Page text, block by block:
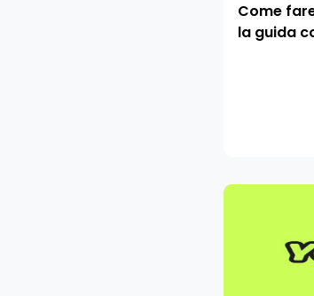
Come
la guida
Yope: